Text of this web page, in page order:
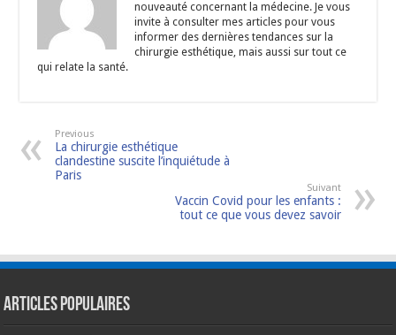
nouveauté concernant la médecine. Je vous
invite à consulter mes articles pour vous
informer des dernières tendances sur la
chirurgie esthétique, mais aussi sur tout ce
qui relate la santé.
Previous
La chirurgie esthétique
clandestine suscite l’inquiétude à
Paris
Suivant
Vaccin Covid pour les enfants :
tout ce que vous devez savoir
Articles populaires